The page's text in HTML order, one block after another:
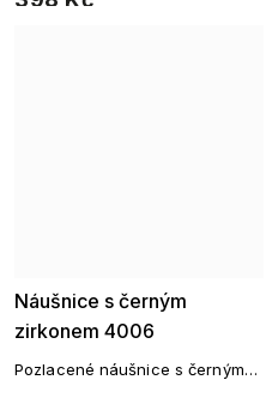
Náušnice s černým
zirkonem 4006
Pozlacené náušnice s černým